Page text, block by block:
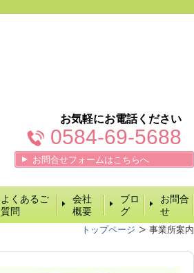
お気軽にお電話ください
0584-69-5688
お問合せフォームはこちらへ
よくあるご
質問
会社
概要
ブロ
グ
お問合
せ
トップページ 事業所案内